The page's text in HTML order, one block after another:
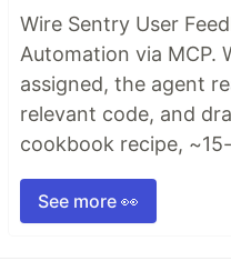
Wire Sentry User
Automation via MCP.
assigned, the agent
relevant code, and
cookbook recipe,
See more 👀